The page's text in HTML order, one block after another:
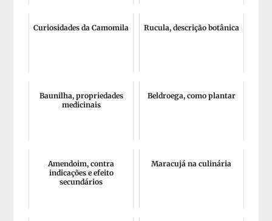
Curiosidades da Camomila Rucula, descrição botânica
Baunilha, propriedades
medicinais
Beldroega, como plantar
Amendoim, contra
indicações e efeito
secundários
Maracujá na culinária